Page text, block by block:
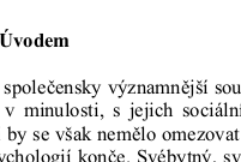
Úvodem
významnější
v minulosti,  s jejich
se však nemělo
konče. Svébytný,